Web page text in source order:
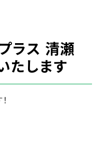
ラス 清瀬
たします